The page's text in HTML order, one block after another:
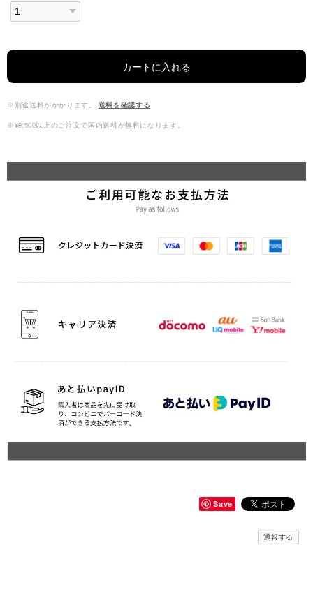
カートに入れる
※別途送料がかかります。 送料を確認する
※¥8,500以上のご注文で国内送料が無料になります。
Save
通報する